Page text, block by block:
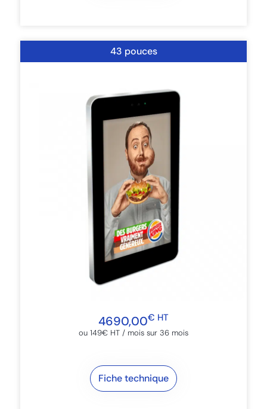
43 pouces
4690,00€ HT
ou 149€ HT / mois sur 36 mois​
Fiche technique